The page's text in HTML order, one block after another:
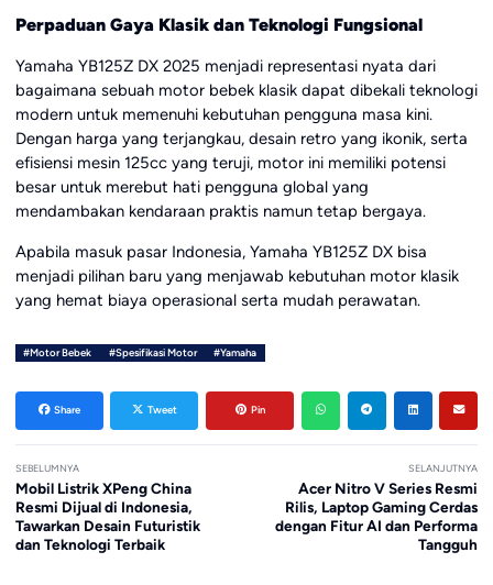
Perpaduan Gaya Klasik dan Teknologi Fungsional
Yamaha YB125Z DX 2025 menjadi representasi nyata dari
bagaimana sebuah motor bebek klasik dapat dibekali teknologi
modern untuk memenuhi kebutuhan pengguna masa kini.
Dengan harga yang terjangkau, desain retro yang ikonik, serta
efisiensi mesin 125cc yang teruji, motor ini memiliki potensi
besar untuk merebut hati pengguna global yang
mendambakan kendaraan praktis namun tetap bergaya.
Apabila masuk pasar Indonesia, Yamaha YB125Z DX bisa
menjadi pilihan baru yang menjawab kebutuhan motor klasik
yang hemat biaya operasional serta mudah perawatan.
#Motor Bebek #Spesifikasi Motor #Yamaha
Share Tweet Pin
SEBELUMNYA
Mobil Listrik XPeng China
Resmi Dijual di Indonesia,
Tawarkan Desain Futuristik
dan Teknologi Terbaik
SELANJUTNYA
Acer Nitro V Series Resmi
Rilis, Laptop Gaming Cerdas
dengan Fitur AI dan Performa
Tangguh